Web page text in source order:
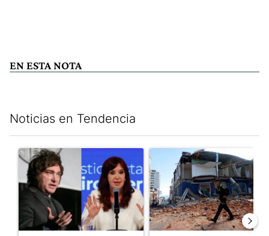
EN ESTA NOTA
Noticias en Tendencia
Un artículo de tendencia con el título "Javier Milei celebra la
Un artículo de tendencia